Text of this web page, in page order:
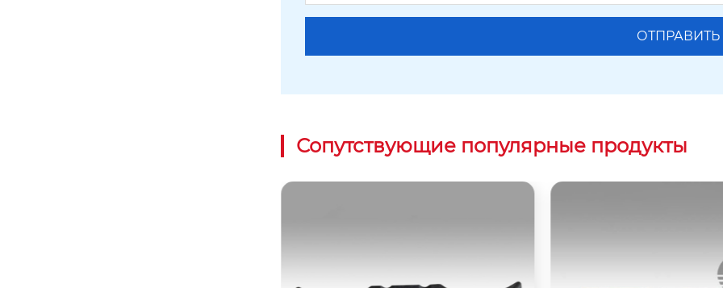
Сопутствующие популярные продукты